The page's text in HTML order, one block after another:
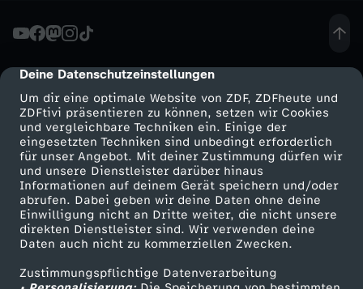
cmp-dialog-description
Deine Datenschutzeinstellungen
Um dir eine optimale Website von ZDF, ZDFheute und
ZDFtivi präsentieren zu können, setzen wir Cookies
und vergleichbare Techniken ein. Einige der
eingesetzten Techniken sind unbedingt erforderlich
für unser Angebot. Mit deiner Zustimmung dürfen wir
und unsere Dienstleister darüber hinaus
Informationen auf deinem Gerät speichern und/oder
abrufen. Dabei geben wir deine Daten ohne deine
Einwilligung nicht an Dritte weiter, die nicht unsere
direkten Dienstleister sind. Wir verwenden deine
Daten auch nicht zu kommerziellen Zwecken.
Zustimmungspflichtige Datenverarbeitung
l
i
n
i
k
-
S
Mehr ZDF
ZDF-Apps
Smart TV
ZDFtext
Livestreams
Service
ZDFmitreden
Kontakt zum ZDF
Tickets
Zuschauerservice